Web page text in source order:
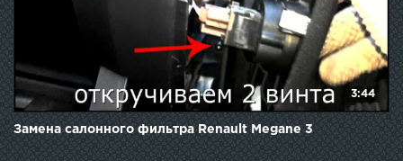
3:44
Замена салонного фильтра Renault Megane 3